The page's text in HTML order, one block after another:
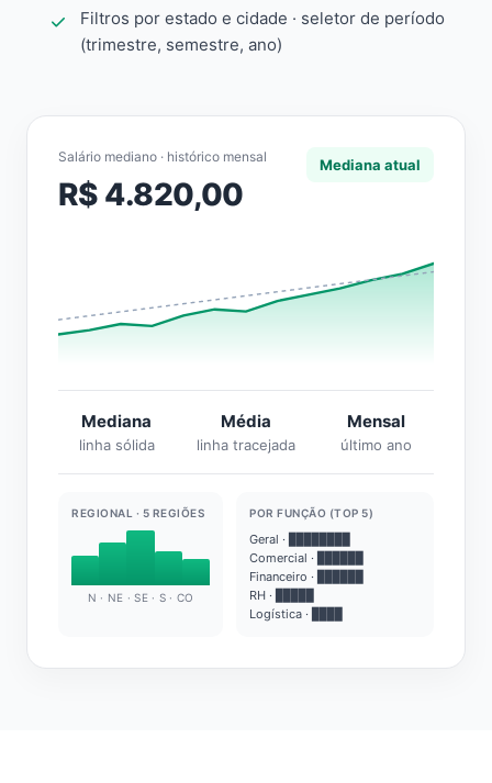
Filtros por estado e cidade · seletor de período
(trimestre, semestre, ano)
Salário mediano · histórico mensal
R$ 4.820,00
Mediana atual
Mediana
linha sólida
Média
linha tracejada
Mensal
último ano
REGIONAL · 5 REGIÕES
N · NE · SE · S · CO
POR FUNÇÃO (TOP 5)
Geral · ████████
Comercial · ██████
Financeiro · ██████
RH · █████
Logística · ████